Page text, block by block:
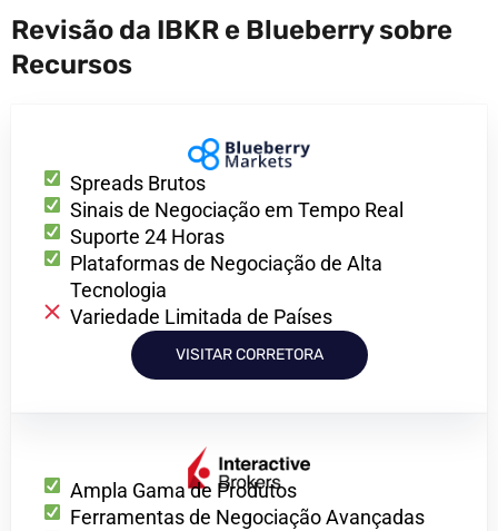
Revisão da IBKR e Blueberry sobre
Recursos
Spreads Brutos
Sinais de Negociação em Tempo Real
Suporte 24 Horas
Plataformas de Negociação de Alta
Tecnologia
Variedade Limitada de Países
VISITAR CORRETORA
Ampla Gama de Produtos
Ferramentas de Negociação Avançadas